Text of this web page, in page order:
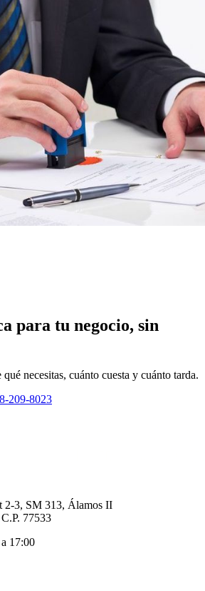
para tu negocio, sin
necesitas, cuánto cuesta y cuánto tarda.
209-8023
2-3, SM 313, Álamos II
77533
17:00